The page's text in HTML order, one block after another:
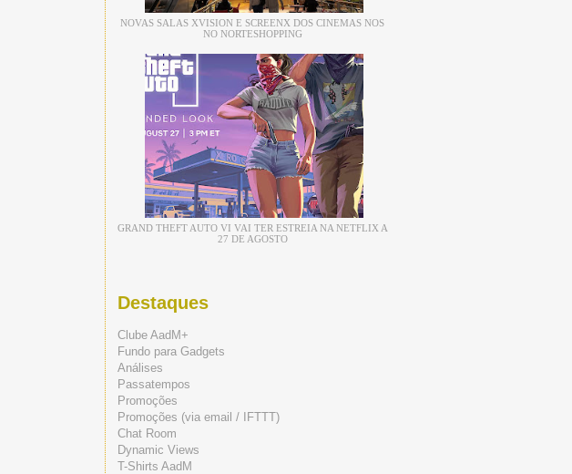
NOVAS SALAS XVISION E SCREENX DOS CINEMAS NOS
NO NORTESHOPPING
GRAND THEFT AUTO VI VAI TER ESTREIA NA NETFLIX A
27 DE AGOSTO
Destaques
Clube AadM+
Fundo para Gadgets
Análises
Passatempos
Promoções
Promoções (via email / IFTTT)
Chat Room
Dynamic Views
T-Shirts AadM